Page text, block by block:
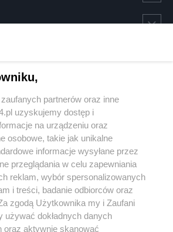
Instagram Youtube
partnerów oraz inne
uzyskujemy dostęp i
na urządzeniu oraz
osobowe, takie jak unikalne
informacje wysyłane przez
przeglądania w celu zapewniania
reklam, wybór spersonalizowanych
i treści, badanie odbiorców oraz
zgodą Użytkownika my i Zaufani
używać dokładnych danych
oraz aktywnie skanować